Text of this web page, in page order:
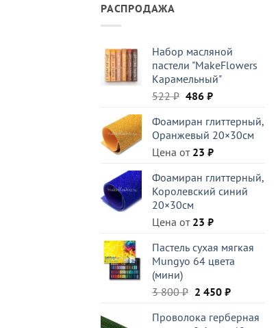
РАСПРОДАЖА
Набор масляной
пастели "MakeFlowers
Карамельный"
522₽ Первоначальная
составляла
522 ₽.
486 ₽Текущая
486 ₽.
Фоамиран глиттерный,
Оранжевый 20×30см
Цена от 23 ₽
Фоамиран глиттерный,
Королевский синий
20×30см
Цена от 23 ₽
Пастель сухая мягкая
Mungyo 64 цвета
(мини)
3 800₽ Первоначальная
составляла
2 450 ₽Текущая
2
Проволока герберная